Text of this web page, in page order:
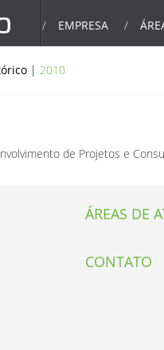
EMPRESA
| 2010
de Projetos e
ÁREAS DE
CONTATO